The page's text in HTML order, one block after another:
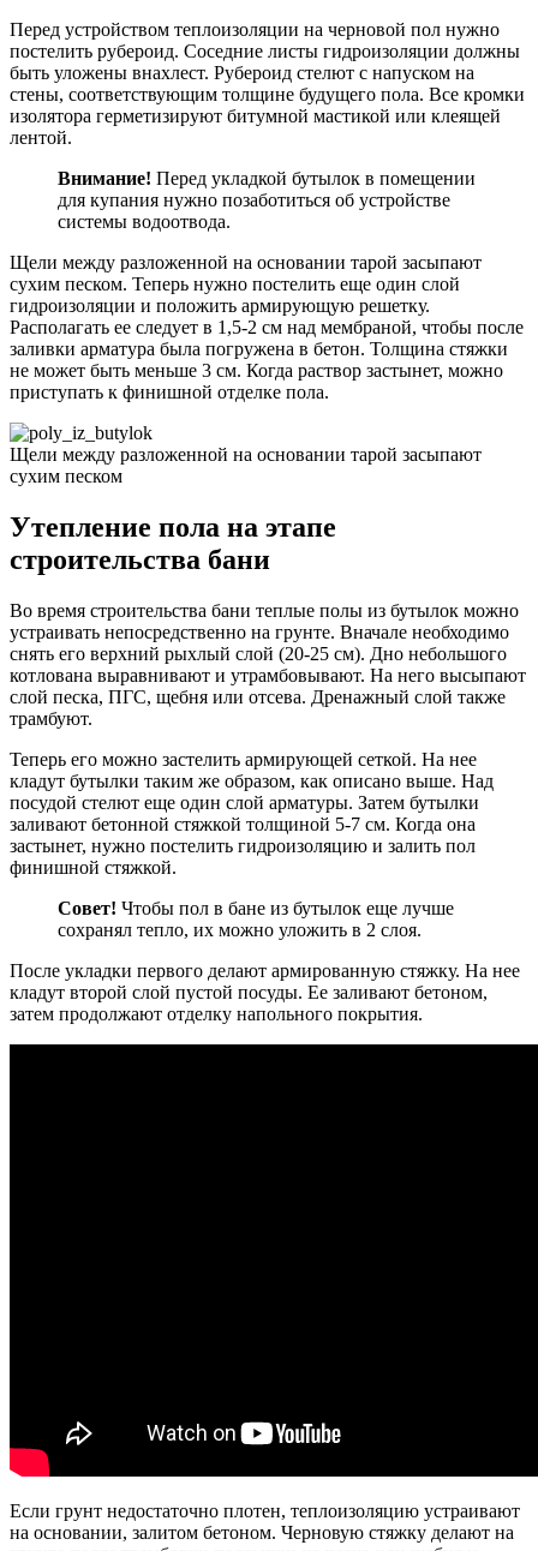
Перед устройством теплоизоляции на черновой пол нужно
постелить рубероид. Соседние листы гидроизоляции должны
быть уложены внахлест. Рубероид стелют с напуском на
стены, соответствующим толщине будущего пола. Все кромки
изолятора герметизируют битумной мастикой или клеящей
лентой.
Внимание! Перед укладкой бутылок в помещении
для купания нужно позаботиться об устройстве
системы водоотвода.
Щели между разложенной на основании тарой засыпают
сухим песком. Теперь нужно постелить еще один слой
гидроизоляции и положить армирующую решетку.
Располагать ее следует в 1,5-2 см над мембраной, чтобы после
заливки арматура была погружена в бетон. Толщина стяжки
не может быть меньше 3 см. Когда раствор застынет, можно
приступать к финишной отделке пола.
Щели между разложенной на основании тарой засыпают
сухим песком
Утепление пола на этапе
строительства бани
Во время строительства бани теплые полы из бутылок можно
устраивать непосредственно на грунте. Вначале необходимо
снять его верхний рыхлый слой (20-25 см). Дно небольшого
котлована выравнивают и утрамбовывают. На него высыпают
слой песка, ПГС, щебня или отсева. Дренажный слой также
трамбуют.
Теперь его можно застелить армирующей сеткой. На нее
кладут бутылки таким же образом, как описано выше. Над
посудой стелют еще один слой арматуры. Затем бутылки
заливают бетонной стяжкой толщиной 5-7 см. Когда она
застынет, нужно постелить гидроизоляцию и залить пол
финишной стяжкой.
Совет! Чтобы пол в бане из бутылок еще лучше
сохранял тепло, их можно уложить в 2 слоя.
После укладки первого делают армированную стяжку. На нее
кладут второй слой пустой посуды. Ее заливают бетоном,
затем продолжают отделку напольного покрытия.
Если грунт недостаточно плотен, теплоизоляцию устраивают
на основании, залитом бетоном. Черновую стяжку делают на